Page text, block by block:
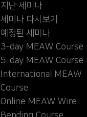
지난 세미나
세미나 다시보기
예정된 세미나
3-day MEAW Course
5-day MEAW Course
International MEAW
Course
Online MEAW Wire